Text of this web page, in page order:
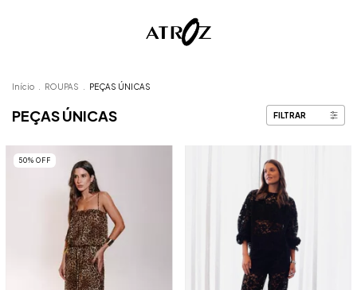
Início ROUPAS PEÇAS ÚNICAS
PEÇAS ÚNICAS FILTRAR
50% OFF